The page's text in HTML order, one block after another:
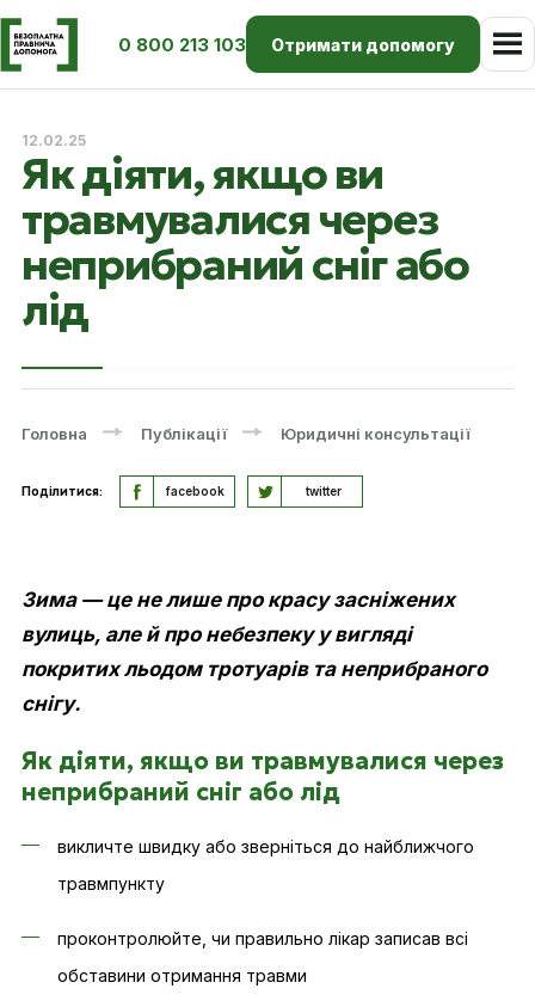
0 800 213 103 Отримати допомогу
12.02.25
Як діяти, якщо ви
травмувалися через
неприбраний сніг або
лід
Головна Публікації Юридичні консультації
Поділитися: facebook twitter
Зима — це не лише про красу засніжених
вулиць, але й про небезпеку у вигляді
покритих льодом тротуарів та неприбраного
снігу.
Як діяти, якщо ви травмувалися через
неприбраний сніг або лід
викличте швидку або зверніться до найближчого
травмпункту
проконтролюйте, чи правильно лікар записав всі
обставини отримання травми